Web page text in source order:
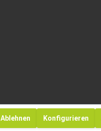
Ablehnen Konfigurieren